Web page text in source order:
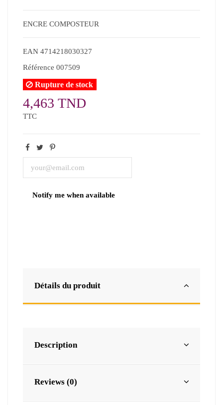
ENCRE COMPOSTEUR
EAN 4714218030327
Référence 007509
Rupture de stock
4,463 TND
TTC
Détails du produit
Description
Reviews (0)